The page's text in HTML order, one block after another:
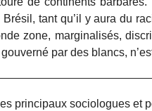
tant qu’il y aura du
zone, marginalisés,
par des blancs,
principaux sociologues et